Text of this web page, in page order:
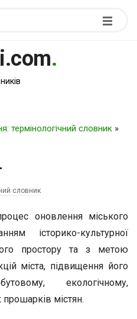
.
термінологічний словник »
словник
оновлення міського
історико-культурної
простору та з метою
міста, підвищення його
екологічному,
прошарків містян.